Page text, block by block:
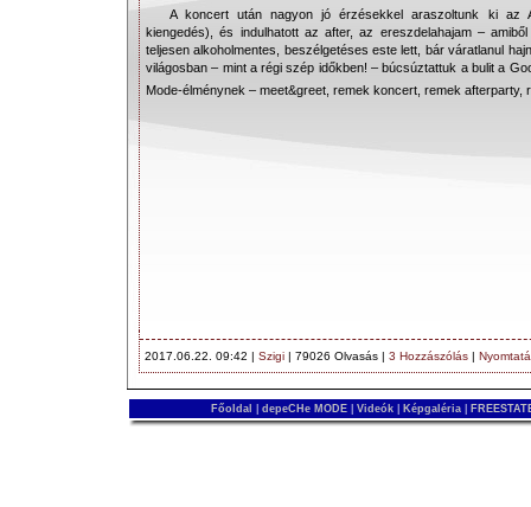
A koncert után nagyon jó érzésekkel araszoltunk ki az
kiengedés), és indulhatott az after, az ereszdelahajam –
teljesen alkoholmentes, beszélgetéses este lett, bár váratlanul
világosban – mint a régi szép időkben! – búcsúztattuk a bulit a
Mode-élménynek – meet&greet, remek koncert, remek afterparty,
2017.06.22. 09:42 | Szigi | 79026 Olvasás | 3 Hozzászólás |
Főoldal depeCHe MODE Videók Képgaléria